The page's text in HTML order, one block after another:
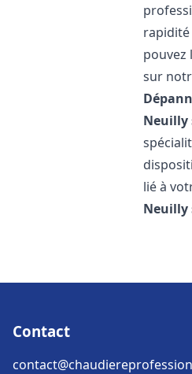
pouvez
sur
Neuilly
lié à
Neuilly
Contact